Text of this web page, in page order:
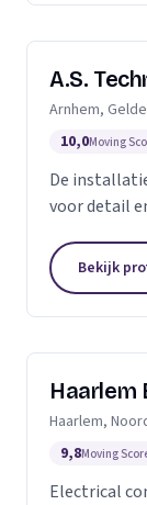
A.S.
Arnhem,
10,0Moving
De
voor detail
levertijden
Bekijk
Haarlem
Haarlem,
9,8Moving
Electrical